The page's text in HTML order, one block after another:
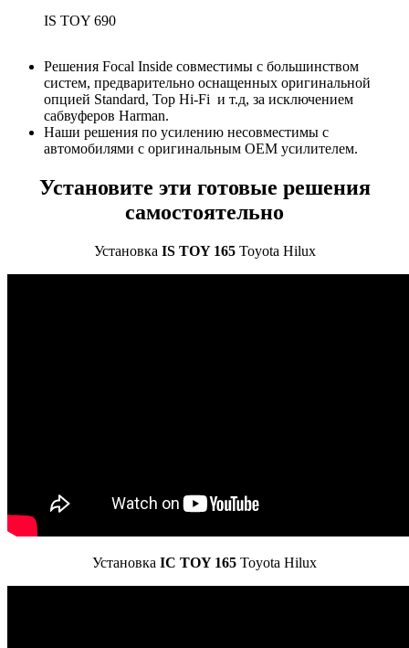
IS TOY 690
Решения Focal Inside совместимы с большинством
систем, предварительно оснащенных оригинальной
опцией Standard, Top Hi-Fi и т.д, за исключением
сабвуферов Harman.
Наши решения по усилению несовместимы с
автомобилями с оригинальным OEM усилителем.
Установите эти готовые решения
самостоятельно
Установка IS TOY 165 Toyota Hilux
Установка IC TOY 165 Toyota Hilux